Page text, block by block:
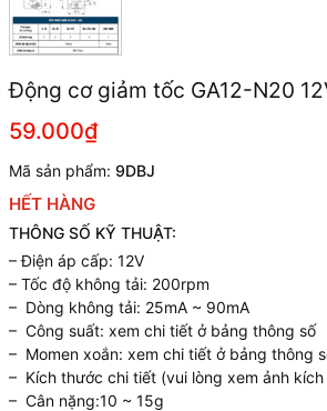
Động cơ giảm tốc GA12-N20
59.000₫
Mã sản phẩm: 9DBJ
HẾT HÀNG
THÔNG SỐ KỸ THUẬT:
– Điện áp cấp: 12V
– Tốc độ không tải: 200rpm
– Dòng không tải: 25mA ~ 90mA
– Công suất: xem chi tiết ở bảng thông số
– Momen xoắn: xem chi tiết ở bảng thông
– Kích thước chi tiết (vui lòng xem ảnh
– Cân nặng:10 ~ 15g